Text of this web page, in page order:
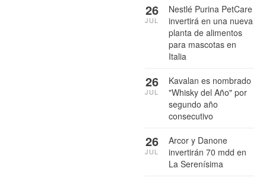
Nestlé Purina PetCare
invertirá en una nueva
planta de alimentos
para mascotas en
Italia
26
JUL
Kavalan es nombrado
"Whisky del Año" por
segundo año
consecutivo
26
JUL
Arcor y Danone
invertirán 70 mdd en
La Serenísima
26
JUL